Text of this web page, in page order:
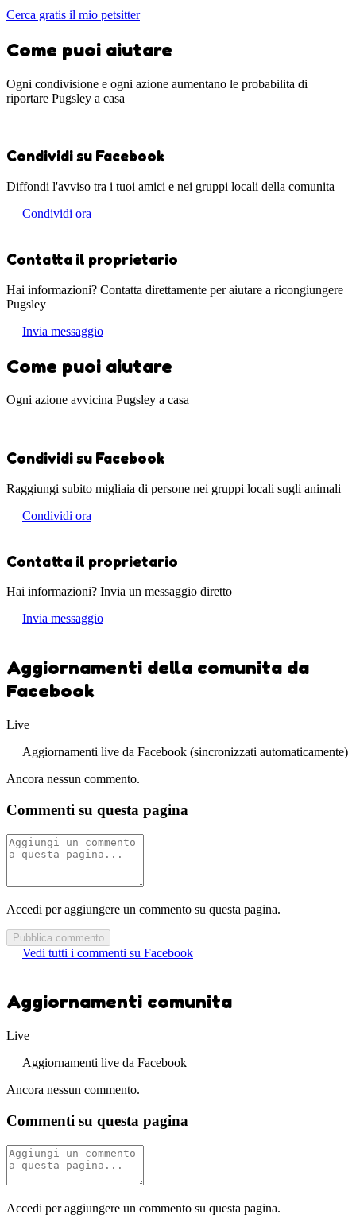
Cerca gratis il mio petsitter
Come puoi aiutare
Ogni condivisione e ogni azione aumentano le probabilita di
riportare Pugsley a casa
Condividi su Facebook
Diffondi l'avviso tra i tuoi amici e nei gruppi locali della comunita
Condividi ora
Contatta il proprietario
Hai informazioni? Contatta direttamente per aiutare a ricongiungere
Pugsley
Invia messaggio
Come puoi aiutare
Ogni azione avvicina Pugsley a casa
Condividi su Facebook
Raggiungi subito migliaia di persone nei gruppi locali sugli animali
Condividi ora
Contatta il proprietario
Hai informazioni? Invia un messaggio diretto
Invia messaggio
Aggiornamenti della comunita da
Facebook
Live
Aggiornamenti live da Facebook (sincronizzati automaticamente)
Ancora nessun commento.
Commenti su questa pagina
Accedi per aggiungere un commento su questa pagina.
Pubblica commento
Vedi tutti i commenti su Facebook
Aggiornamenti comunita
Live
Aggiornamenti live da Facebook
Ancora nessun commento.
Commenti su questa pagina
Accedi per aggiungere un commento su questa pagina.